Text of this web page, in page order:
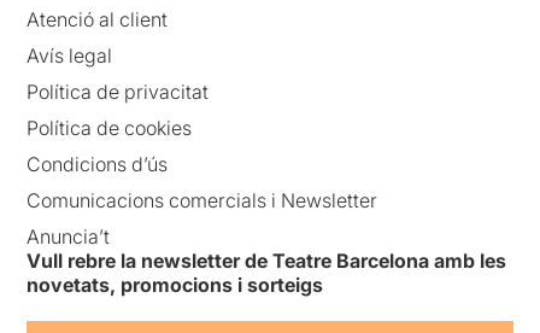
Atenció al client
Avís legal
Política de privacitat
Política de cookies
Condicions d’ús
Comunicacions comercials i Newsletter
Anuncia’t
Vull rebre la newsletter de Teatre Barcelona amb les
novetats, promocions i sorteigs